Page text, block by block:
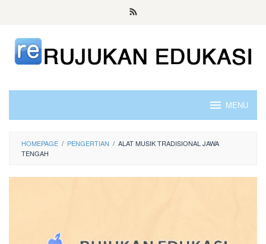
content
MENU
HOMEPAGE / PENGERTIAN / ALAT MUSIK TRADISIONAL JAWA
TENGAH